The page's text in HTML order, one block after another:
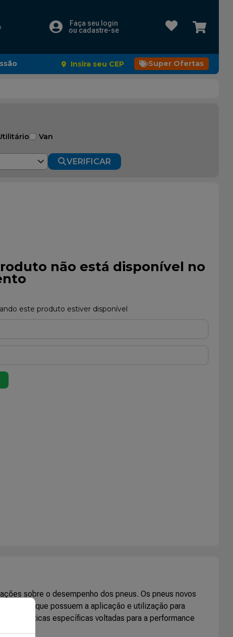
Faça seu login
ou cadastre-se
Insira seu CEP Super Ofertas
Van
VERIFICAR
não está disponível no
sobre o desempenho dos pneus. Os pneus novos
pneus que possuem a aplicação e utilização para
específicas voltadas para a performance